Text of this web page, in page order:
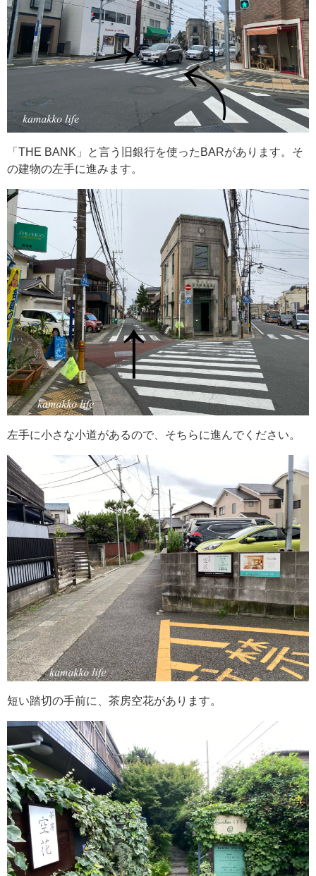
「THE BANK」と言う旧銀行を使ったBARがあります。そ
の建物の左手に進みます。
左手に小さな小道があるので、そちらに進んでください。
短い踏切の手前に、茶房空花があります。